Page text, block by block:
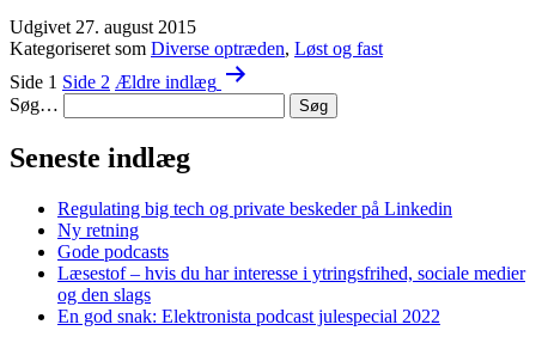
til
Udgivet 27. august 2015
Kategoriseret som Diverse optræden, Løst og fast
Indlægsinddeling
Side 1 Side 2 Ældre indlæg
Søg…
Seneste indlæg
Regulating big tech og private beskeder på Linkedin
Ny retning
Gode podcasts
Læsestof – hvis du har interesse i ytringsfrihed, sociale medier
og den slags
En god snak: Elektronista podcast julespecial 2022